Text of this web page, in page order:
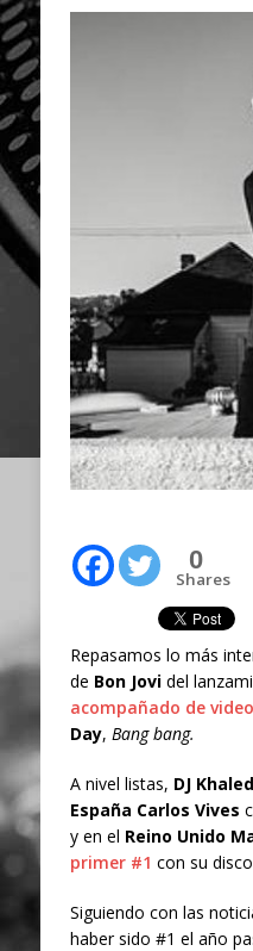
0
Shares
Repasamos lo más
de Bon Jovidel
acompañado de video
Day, Bang bang.
A nivel listas, DJ Khaled
España Carlos Vives
y en el Reino Unido
primer #1 con su
Siguiendo con las
haber sido #1 el año